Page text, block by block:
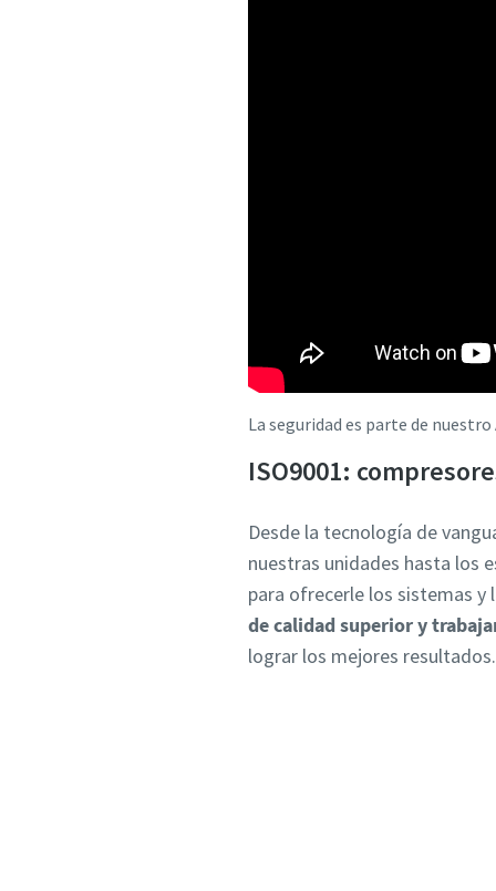
La seguridad es parte de
ISO9001:
Desde la tecnología de
nuestras unidades hasta los
para ofrecerle los sistemas y
de calidad superior y
lograr los mejores resultados.